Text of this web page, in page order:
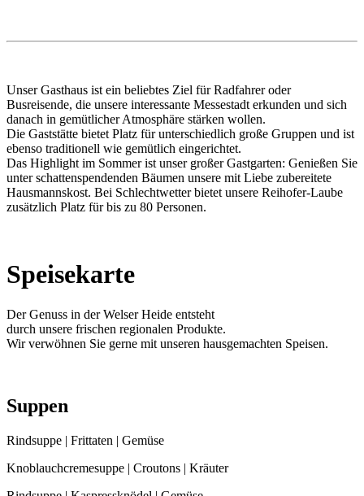
Unser Gasthaus ist ein beliebtes Ziel für Radfahrer oder
Busreisende, die unsere interessante Messestadt erkunden und sich
danach in gemütlicher Atmosphäre stärken wollen.
Die Gaststätte bietet Platz für unterschiedlich große Gruppen und ist
ebenso traditionell wie gemütlich eingerichtet.
Das Highlight im Sommer ist unser großer Gastgarten: Genießen Sie
unter schattenspendenden Bäumen unsere mit Liebe zubereitete
Hausmannskost. Bei Schlechtwetter bietet unsere Reihofer-Laube
zusätzlich Platz für bis zu 80 Personen.
Speisekarte
Der Genuss in der Welser Heide entsteht
durch unsere frischen regionalen Produkte.
Wir verwöhnen Sie gerne mit unseren hausgemachten Speisen.
Suppen
Rindsuppe | Frittaten | Gemüse
Knoblauchcremesuppe | Croutons | Kräuter